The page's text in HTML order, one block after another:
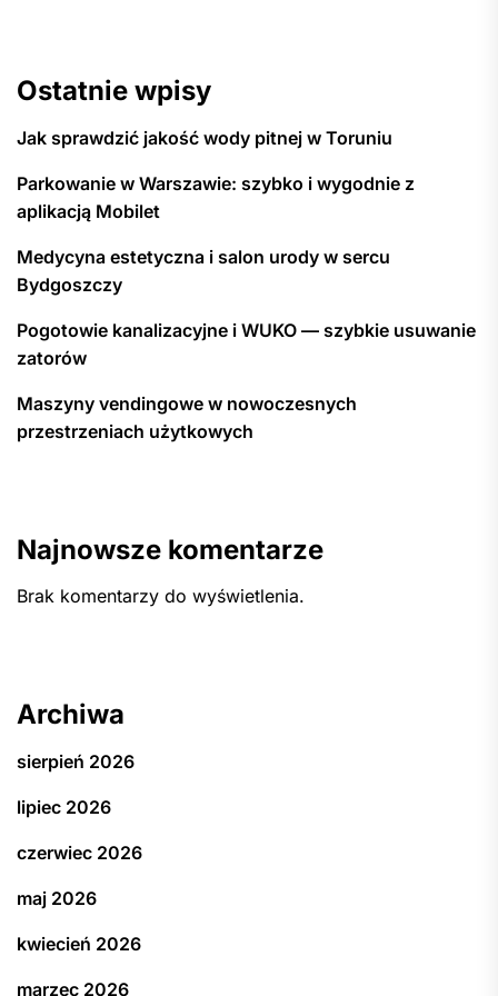
Podsumowując, czytelnik jest zachęcany do
wskazane techniki i elementy, które są
kluczowe przy tworzeniu skutecznych reklam.
Ostatnie wpisy
Jak sprawdzić jakość wody pitnej w Toruniu
Parkowanie w Warszawie: szybko i wygodnie z
aplikacją Mobilet
Medycyna estetyczna i salon urody w sercu
Bydgoszczy
Pogotowie kanalizacyjne i WUKO — szybkie usuwanie
zatorów
Maszyny vendingowe w nowoczesnych
przestrzeniach użytkowych
Najnowsze komentarze
Brak komentarzy do wyświetlenia.
Archiwa
sierpień 2026
lipiec 2026
czerwiec 2026
maj 2026
kwiecień 2026
marzec 2026